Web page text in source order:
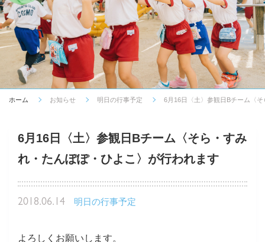
ホーム お知らせ 明日の行事予定 6月16日〈土〉参観日Bチーム〈
6月16日〈土〉参観日Bチーム〈そら・すみ
れ・たんぽぽ・ひよこ〉が行われます
2018.06.14 明日の行事予定
よろしくお願いします。